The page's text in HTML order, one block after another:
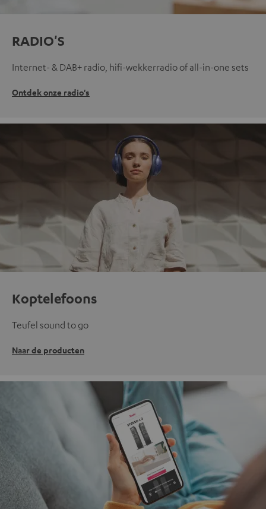
RADIO'S
Internet- & DAB+ radio, hifi-wekkerradio of all-in-one sets
Ontdek onze radio's
Koptelefoons
Teufel sound to go
Naar de producten